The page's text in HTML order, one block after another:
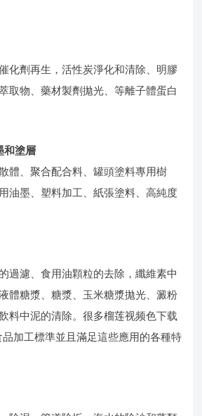
化劑再生，活性炭淨化和清除、明膠
取物、藥材製劑拋光、等離子體蛋白
和塗層
體、聚合配合料、罐頭塗料專用樹
油墨、塑料加工、紙張塗料、高純度
過濾、食用油顆粒的去除，纖維素中
體糖漿、糖漿、玉米糖漿拋光、澱粉
料中泥的清除。很多榴莲视频色下载
加工標準並且滿足這些應用的各種特